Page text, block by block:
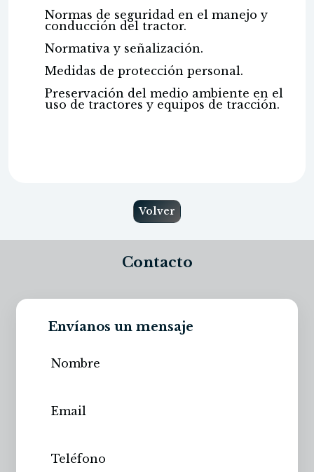
Normas de seguridad en el manejo y
conducción del tractor.
Normativa y señalización.
Medidas de protección personal.
Preservación del medio ambiente en el
uso de tractores y equipos de tracción.
Volver
Contacto
Envíanos un mensaje